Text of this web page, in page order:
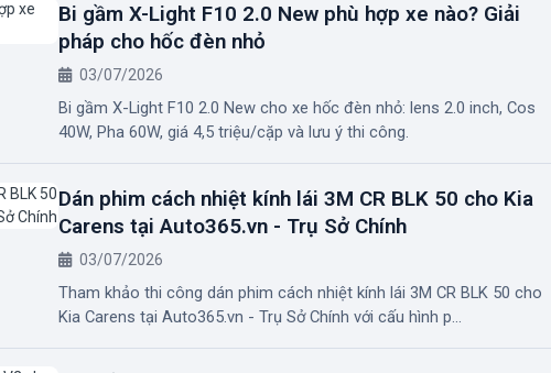
Bi gầm X-Light F10 2.0 New phù hợp xe nào? Giải
pháp cho hốc đèn nhỏ
03/07/2026
Bi gầm X-Light F10 2.0 New cho xe hốc đèn nhỏ: lens 2.0 inch, Cos
40W, Pha 60W, giá 4,5 triệu/cặp và lưu ý thi công.
Dán phim cách nhiệt kính lái 3M CR BLK 50 cho Kia
Carens tại Auto365.vn - Trụ Sở Chính
03/07/2026
Tham khảo thi công dán phim cách nhiệt kính lái 3M CR BLK 50 cho
Kia Carens tại Auto365.vn - Trụ Sở Chính với cấu hình p...